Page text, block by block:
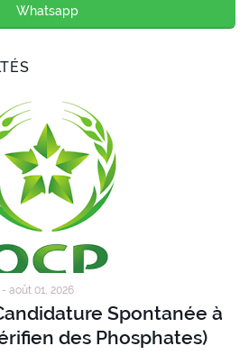
Whatsapp
- août 01, 2026
Spontanée à
des Phosphates)